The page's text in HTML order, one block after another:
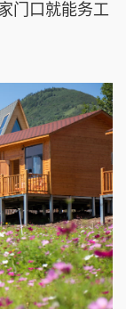
门口就能务工